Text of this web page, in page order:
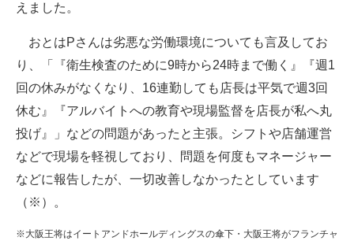
えました。
おとはPさんは劣悪な労働環境についても言及してお
り、「『衛生検査のために9時から24時まで働く』『週1
回の休みがなくなり、16連勤しても店長は平気で週3回
休む』『アルバイトへの教育や現場監督を店長が私へ丸
投げ』」などの問題があったと主張。シフトや店舗運営
などで現場を軽視しており、問題を何度もマネージャー
などに報告したが、一切改善しなかったとしています
（※）。
※大阪王将はイートアンドホールディングスの傘下・大阪王将がフランチャ